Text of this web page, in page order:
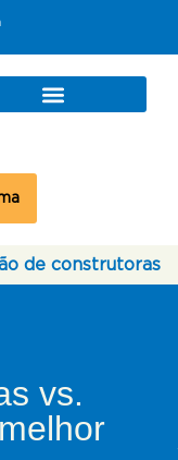
de construtoras
vs.